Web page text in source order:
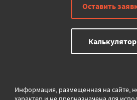
Оставить
Калькулятор
Информация, размещенная на сайте,